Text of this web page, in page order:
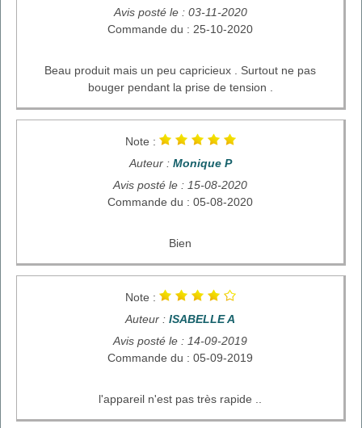
Avis posté le : 03-11-2020
Commande du : 25-10-2020
Beau produit mais un peu capricieux . Surtout ne pas
bouger pendant la prise de tension .
Note :
Auteur : Monique P
Avis posté le : 15-08-2020
Commande du : 05-08-2020
Bien
Note :
Auteur : ISABELLE A
Avis posté le : 14-09-2019
Commande du : 05-09-2019
l'appareil n'est pas très rapide ..